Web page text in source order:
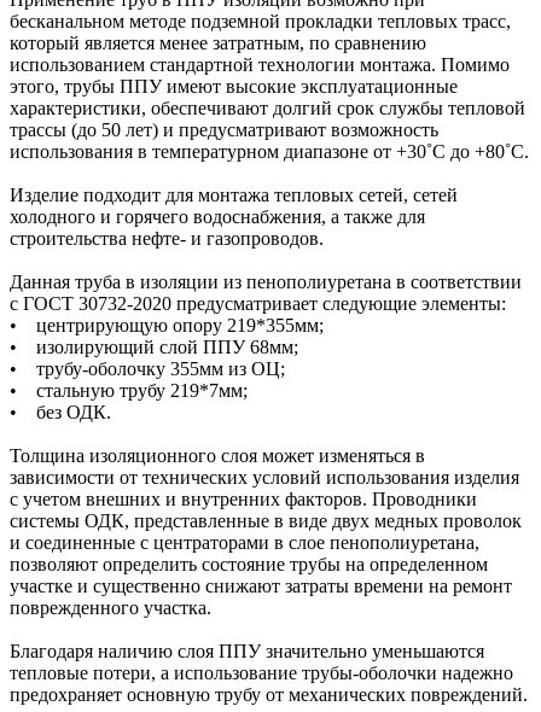
бесканальном методе подземной прокладки тепловых трасс,
который является менее затратным, по сравнению
использованием стандартной технологии монтажа. Помимо
этого, трубы ППУ имеют высокие эксплуатационные
характеристики, обеспечивают долгий срок службы тепловой
трассы (до 50 лет) и предусматривают возможность
использования в температурном диапазоне от +30˚C до +80˚C.
Изделие подходит для монтажа тепловых сетей, сетей
холодного и горячего водоснабжения, а также для
строительства нефте- и газопроводов.
Данная труба в изоляции из пенополиуретана в соответствии
с ГОСТ 30732-2020 предусматривает следующие элементы:
• центрирующую опору 219*355мм;
• изолирующий слой ППУ 68мм;
• трубу-оболочку 355мм из ОЦ;
• стальную трубу 219*7мм;
• без ОДК.
Толщина изоляционного слоя может изменяться в
зависимости от технических условий использования изделия
с учетом внешних и внутренних факторов. Проводники
системы ОДК, представленные в виде двух медных проволок
и соединенные с центраторами в слое пенополиуретана,
позволяют определить состояние трубы на определенном
участке и существенно снижают затраты времени на ремонт
поврежденного участка.
Благодаря наличию слоя ППУ значительно уменьшаются
тепловые потери, а использование трубы-оболочки надежно
предохраняет основную трубу от механических повреждений.